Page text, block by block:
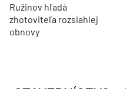
Ružinov hľadá
zhotoviteľa rozsiahlej
obnovy